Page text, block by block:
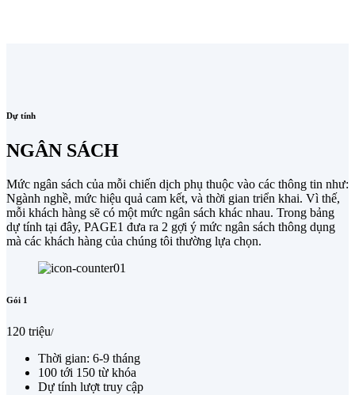
Dự tính
NGÂN SÁCH
Mức ngân sách của mỗi chiến dịch phụ thuộc vào các thông tin như:
Ngành nghề, mức hiệu quả cam kết, và thời gian triển khai. Vì thế,
mỗi khách hàng sẽ có một mức ngân sách khác nhau. Trong bảng
dự tính tại đây, PAGE1 đưa ra 2 gợi ý mức ngân sách thông dụng
mà các khách hàng của chúng tôi thường lựa chọn.
Gói 1
120 triệu/
Thời gian: 6-9 tháng
100 tới 150 từ khóa
Dự tính lượt truy cập